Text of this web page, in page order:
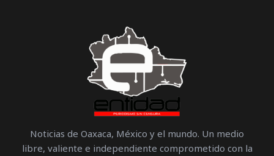
Noticias de Oaxaca, México y el mundo. Un medio
libre, valiente e independiente comprometido con la